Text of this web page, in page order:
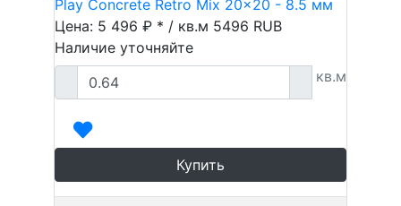
Play Concrete Retro Mix 20x20 - 8.5 мм
Цена: 5 496 ₽ * / кв.м 5496 RUB
Наличие уточняйте
кв.м
Купить